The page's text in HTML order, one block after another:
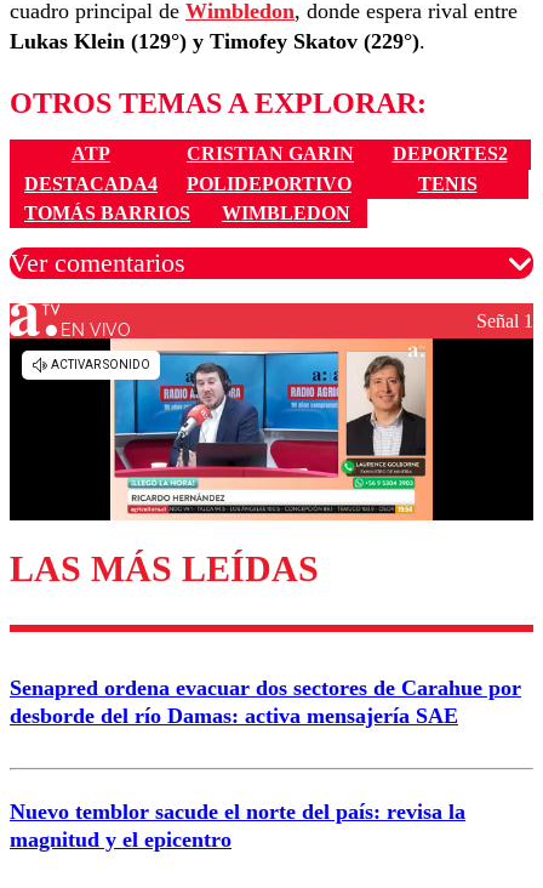
cuadro principal de Wimbledon, donde espera rival entre
Lukas Klein (129°) y Timofey Skatov (229°).
OTROS TEMAS A EXPLORAR:
ATP CRISTIAN GARIN
DEPORTES2
DESTACADA4
POLIDEPORTIVO
TENIS
TOMÁS BARRIOS
WIMBLEDON
Ver comentarios
Los comentarios son moderados para garantizar un
diálogo respetuoso.
Enviar comentario
EN VIVO Señal 1
LAS MÁS LEÍDAS
Senapred ordena evacuar dos sectores de Carahue por
desborde del río Damas: activa mensajería SAE
Nuevo temblor sacude el norte del país: revisa la
magnitud y el epicentro